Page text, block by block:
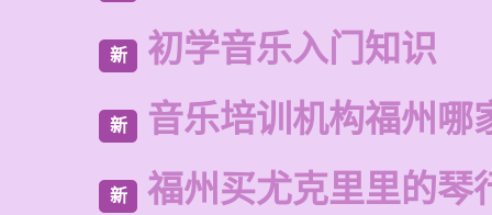
新 初学音乐入门知识
新 音乐培训机构福州哪
新 福州买尤克里里的琴